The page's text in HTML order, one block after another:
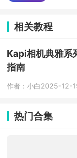
代、奇
通过搜
格、身
卡。
相关教程
Kapi相机典雅系
指南
作者：小白2025-12-
热门合集